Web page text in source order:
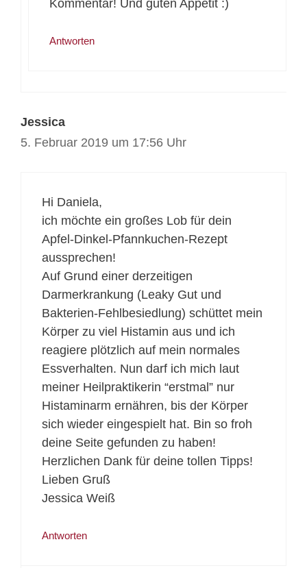
Kommentar! Und guten Appetit :)
Antworten
Jessica
5. Februar 2019 um 17:56 Uhr
Hi Daniela,
ich möchte ein großes Lob für dein
Apfel-Dinkel-Pfannkuchen-Rezept
aussprechen!
Auf Grund einer derzeitigen
Darmerkrankung (Leaky Gut und
Bakterien-Fehlbesiedlung) schüttet mein
Körper zu viel Histamin aus und ich
reagiere plötzlich auf mein normales
Essverhalten. Nun darf ich mich laut
meiner Heilpraktikerin “erstmal” nur
Histaminarm ernähren, bis der Körper
sich wieder eingespielt hat. Bin so froh
deine Seite gefunden zu haben!
Herzlichen Dank für deine tollen Tipps!
Lieben Gruß
Jessica Weiß
Antworten